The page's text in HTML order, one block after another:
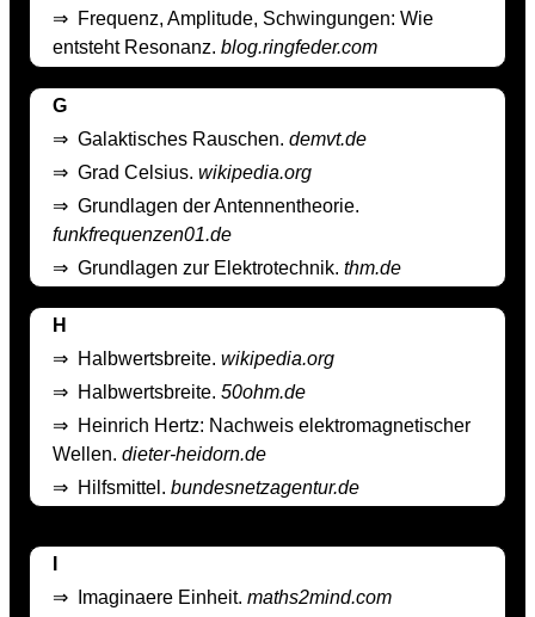
⇒ Frequenz, Amplitude, Schwingungen: Wie
entsteht Resonanz. blog.ringfeder.com
G
⇒ Galaktisches Rauschen. demvt.de
⇒ Grad Celsius. wikipedia.org
⇒ Grundlagen der Antennentheorie.
funkfrequenzen01.de
⇒ Grundlagen zur Elektrotechnik. thm.de
H
⇒ Halbwertsbreite. wikipedia.org
⇒ Halbwertsbreite. 50ohm.de
⇒ Heinrich Hertz: Nachweis elektromagnetischer
Wellen. dieter-heidorn.de
⇒ Hilfsmittel. bundesnetzagentur.de
⇒
Imaginaere Einheit. maths2mind.com